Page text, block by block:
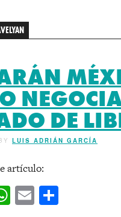
DE
LUIS ADRIÁN GARCÍA
artículo:
WhatsApp
Email